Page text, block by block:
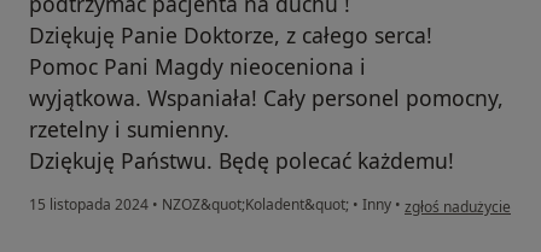
Dziękuję Panie Doktorze, z całego serca!
Pomoc Pani Magdy nieoceniona i
wyjątkowa. Wspaniała! Cały personel pomocny,
rzetelny i sumienny.
Dziękuję Państwu. Będę polecać każdemu!
15 listopada 2024 • NZOZ&quot;Koladent&quot; • Inny • w opinii
zgłoś nadużycie